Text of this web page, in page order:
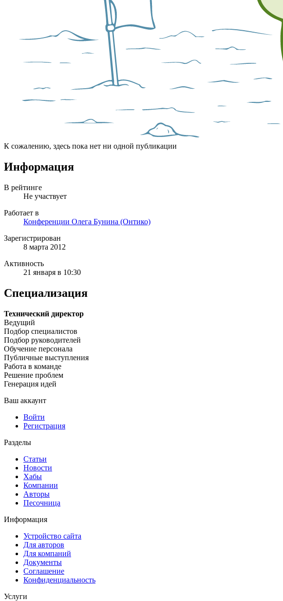
К сожалению, здесь пока нет ни одной публикации
Информация
В рейтинге
Не участвует
Работает в
Конференции Олега Бунина (Онтико)
Зарегистрирован
8 марта 2012
Активность
21 января в 10:30
Специализация
Технический директор
Ведущий
Подбор специалистов
Подбор руководителей
Обучение персонала
Публичные выступления
Работа в команде
Решение проблем
Генерация идей
Ваш аккаунт
Войти
Регистрация
Разделы
Статьи
Новости
Хабы
Компании
Авторы
Песочница
Информация
Устройство сайта
Для авторов
Для компаний
Документы
Соглашение
Конфиденциальность
Услуги